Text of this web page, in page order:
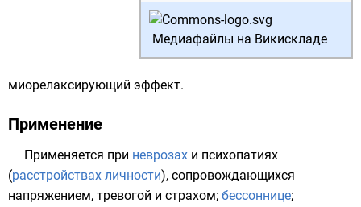
Медиафайлы на Викискладе
миорелаксирующий эффект.
Применение
Применяется при неврозах и психопатиях
(расстройствах личности), сопровождающихся
напряжением, тревогой и страхом; бессоннице;